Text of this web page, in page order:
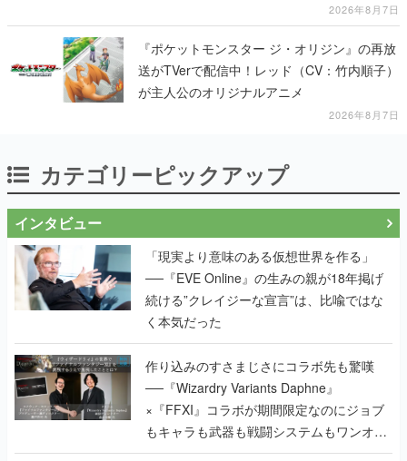
2026年8月7日
『ポケットモンスター ジ・オリジン』の再放
送がTVerで配信中！レッド（CV：竹内順子）
が主人公のオリジナルアニメ
2026年8月7日
カテゴリーピックアップ
インタビュー
「現実より意味のある仮想世界を作る」
──『EVE Online』の生みの親が18年掲げ
続ける”クレイジーな宣言”は、比喩ではな
く本気だった
作り込みのすさまじさにコラボ先も驚嘆
──『Wizardry Variants Daphne』
×『FFXI』コラボが期間限定なのにジョブ
もキャラも武器も戦闘システムもワンオフ
で作り込まれた理由を両ディレクターに聞